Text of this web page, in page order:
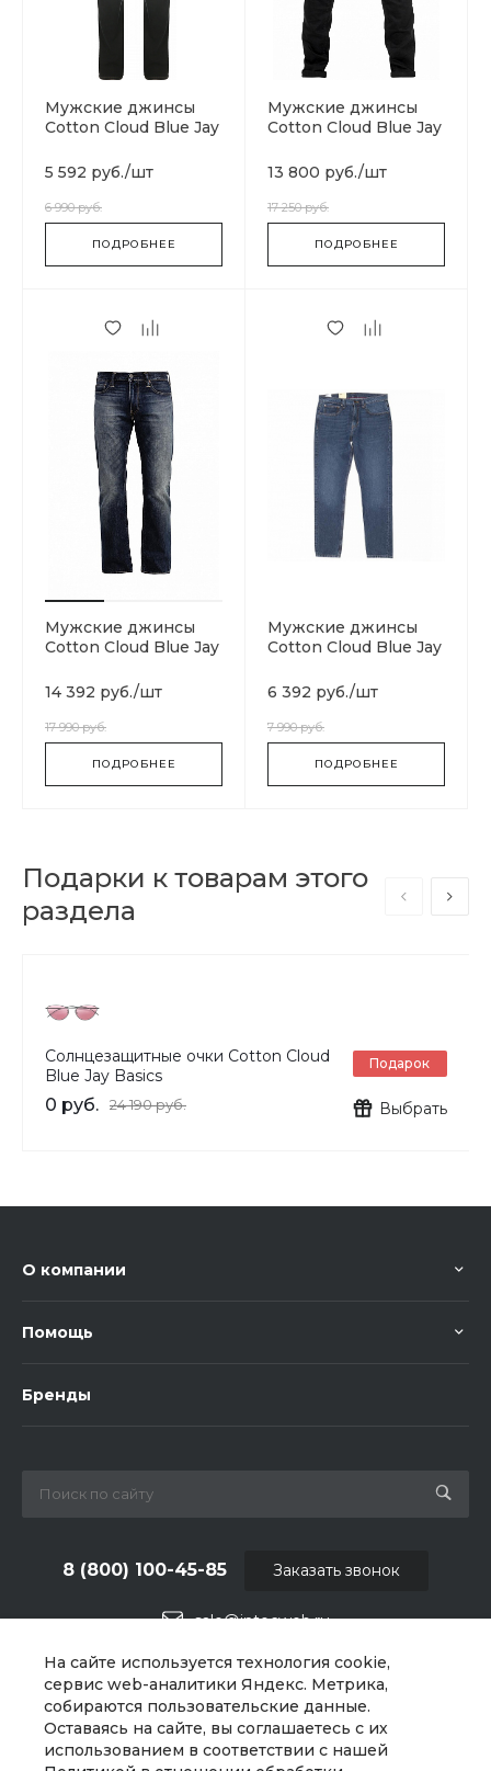
На сайте используется технология cookie,
сервис web-аналитики Яндекс. Метрика,
собираются пользовательские данные.
Оставаясь на сайте, вы соглашаетесь с их
использованием в соответствии с нашей
Мужские джинсы
Cotton Cloud Blue Jay
5 592 руб./шт
6 990 руб.
ПОДРОБНЕЕ
Мужские джинсы
Cotton Cloud Blue Jay
13 800 руб./шт
17 250 руб.
ПОДРОБНЕЕ
Мужские джинсы
Cotton Cloud Blue Jay
14 392 руб./шт
17 990 руб.
ПОДРОБНЕЕ
Мужские джинсы
Cotton Cloud Blue Jay
6 392 руб./шт
7 990 руб.
ПОДРОБНЕЕ
Подарки к товарам этого
раздела
Солнцезащитные очки Cotton Cloud
Blue Jay Basics
0 руб. 24 190 руб.
Подарок
Выбрать
О компании
Помощь
Бренды
sale@intecweb.ru
8 (800) 100-45-85
г. Челябинск, ул.Свободы, д.93, оф. 6
Заказать звонок